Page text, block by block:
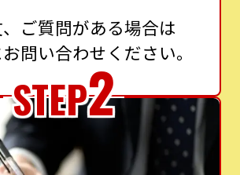
ご質問がある場合は
問い合わせください。
STEP2